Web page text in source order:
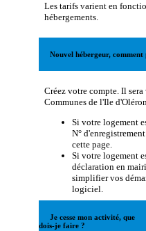
Les tarifs varient en
hébergements.
Nouvel hébergeur, comment
Créez votre compte. Il
Communes de l'Ile
Si votre logement
N°
cette page.
Si votre logement
déclaration en
simplifier vos
logiciel.
Je cesse mon activité, que
dois-je faire ?